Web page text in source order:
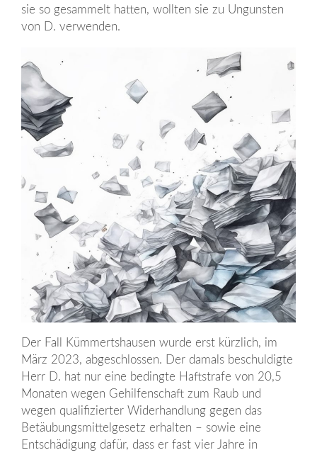
sie so gesammelt hatten, wollten sie zu Ungunsten
von D. verwenden.
Der Fall Kümmertshausen wurde erst kürzlich, im
März 2023, abgeschlossen. Der damals beschuldigte
Herr D. hat nur eine bedingte Haftstrafe von 20,5
Monaten wegen Gehilfenschaft zum Raub und
wegen qualifizierter Widerhandlung gegen das
Betäubungsmittelgesetz erhalten – sowie eine
Entschädigung dafür, dass er fast vier Jahre in